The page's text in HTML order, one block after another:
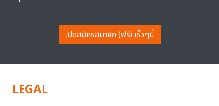
เปิดสมัครสมาชิก (ฟรี) เร็วๆนี้
LEGAL